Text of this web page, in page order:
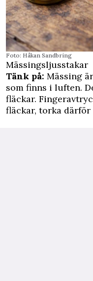
Foto: Håkan Sandbring
Mässingsljusstakar
Tänk på: Mässing
som finns i luften.
fläckar.
fläckar, torka därför